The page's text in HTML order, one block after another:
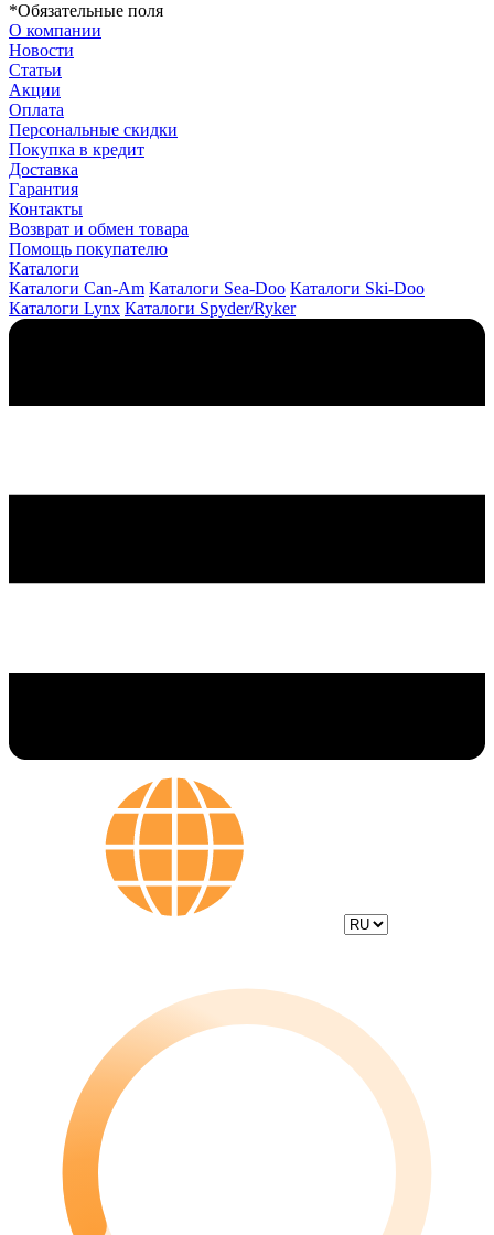
*Обязательные поля
О компании
Новости
Статьи
Акции
Оплата
Персональные скидки
Покупка в кредит
Доставка
Гарантия
Контакты
Возврат и обмен товара
Помощь покупателю
Каталоги
Каталоги Can-Am Каталоги Sea-Doo Каталоги Ski-Doo
Каталоги Lynx Каталоги Spyder/Ryker